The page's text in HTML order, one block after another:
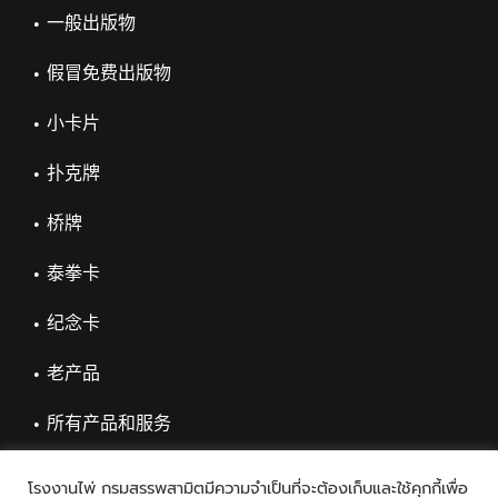
一般出版物
假冒免费出版物
小卡片
扑克牌
桥牌
泰拳卡
纪念卡
老产品
所有产品和服务
โรงงานไพ่ กรมสรรพสามิตมีความจำเป็นที่จะต้องเก็บและใช้คุกกี้เพื่อ